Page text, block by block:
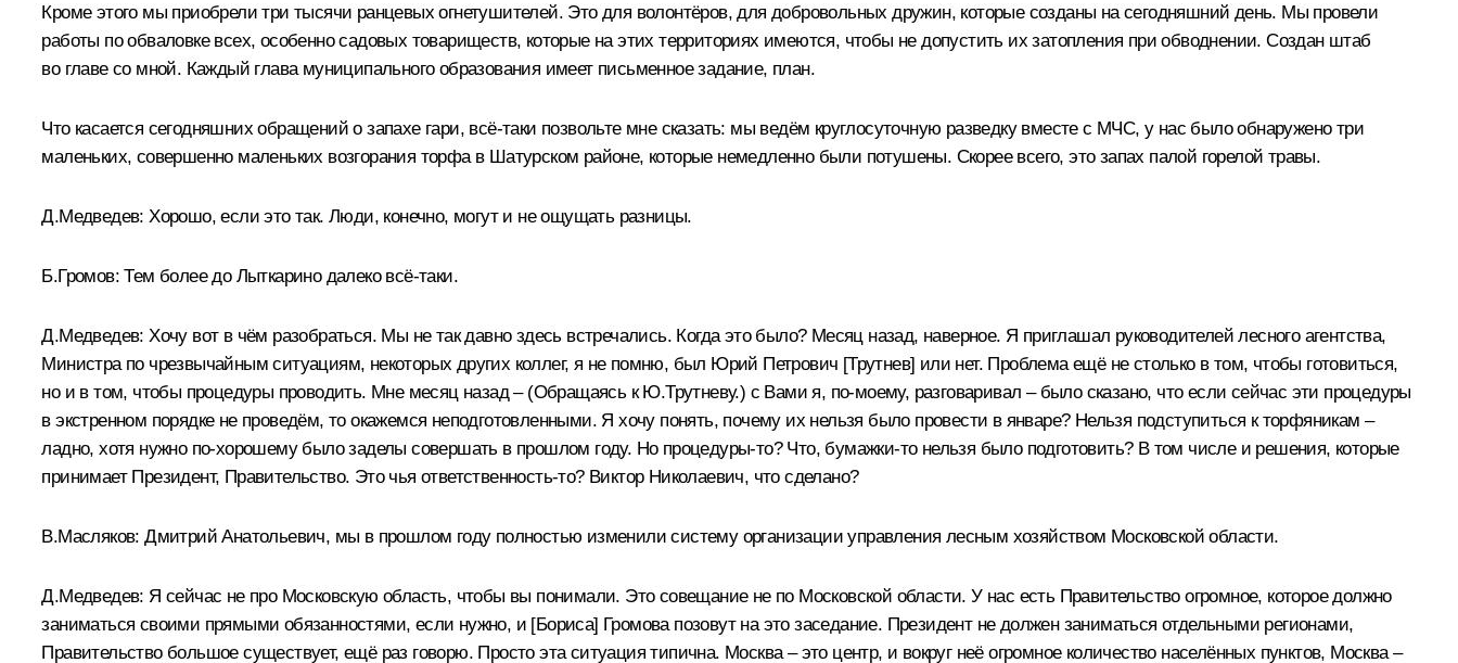
Кроме этого мы приобрели три тысячи ранцевых огнетушителей. Это для волонтёров, для добровольных дружин, которые созданы на сегодняшний день. Мы провели
работы по обваловке всех, особенно садовых товариществ, которые на этих территориях имеются, чтобы не допустить их затопления при обводнении. Создан штаб
во главе со мной. Каждый глава муниципального образования имеет письменное задание, план.
Что касается сегодняшних обращений о запахе гари, всё‑таки позвольте мне сказать: мы ведём круглосуточную разведку вместе с МЧС, у нас было обнаружено три
маленьких, совершенно маленьких возгорания торфа в Шатурском районе, которые немедленно были потушены. Скорее всего, это запах палой горелой травы.
Д.Медведев: Хорошо, если это так. Люди, конечно, могут и не ощущать разницы.
Б.Громов: Тем более до Лыткарино далеко всё‑таки.
Д.Медведев: Хочу вот в чём разобраться. Мы не так давно здесь встречались. Когда это было? Месяц назад, наверное. Я приглашал руководителей лесного агентства,
Министра по чрезвычайным ситуациям, некоторых других коллег, я не помню, был Юрий Петрович [Трутнев] или нет. Проблема ещё не столько в том, чтобы готовиться,
но и в том, чтобы процедуры проводить. Мне месяц назад – (Обращаясь к Ю.Трутневу.) с Вами я, по‑моему, разговаривал – было сказано, что если сейчас эти процедуры
в экстренном порядке не проведём, то окажемся неподготовленными. Я хочу понять, почему их нельзя было провести в январе? Нельзя подступиться к торфяникам –
ладно, хотя нужно по‑хорошему было заделы совершать в прошлом году. Но процедуры‑то? Что, бумажки‑то нельзя было подготовить? В том числе и решения, которые
принимает Президент, Правительство. Это чья ответственность‑то? Виктор Николаевич, что сделано?
В.Масляков:Дмитрий Анатольевич, мы в прошлом году полностью изменили систему организации управления лесным хозяйством Московской области.
Д.Медведев: Я сейчас не про Московскую область, чтобы вы понимали. Это совещание не по Московской области. У нас есть Правительство огромное, которое должно
заниматься своими прямыми обязанностями, если нужно, и [Бориса] Громова позовут на это заседание. Президент не должен заниматься отдельными регионами,
Правительство большое существует, ещё раз говорю. Просто эта ситуация типична. Москва – это центр, и вокруг неё огромное количество населённых пунктов, Москва –